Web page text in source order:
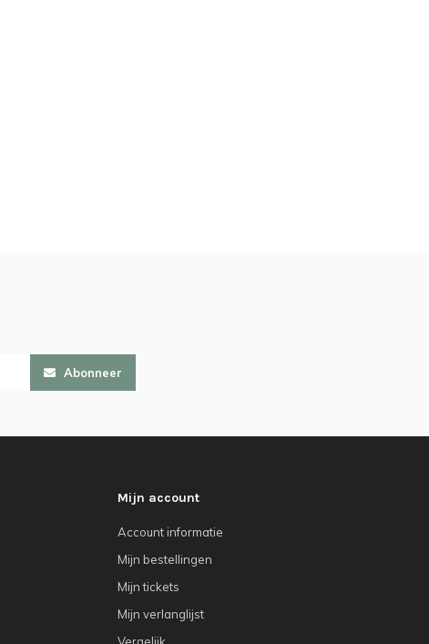
Abonneer
Mijn account
Account informatie
Mijn bestellingen
Mijn tickets
Mijn verlanglijst